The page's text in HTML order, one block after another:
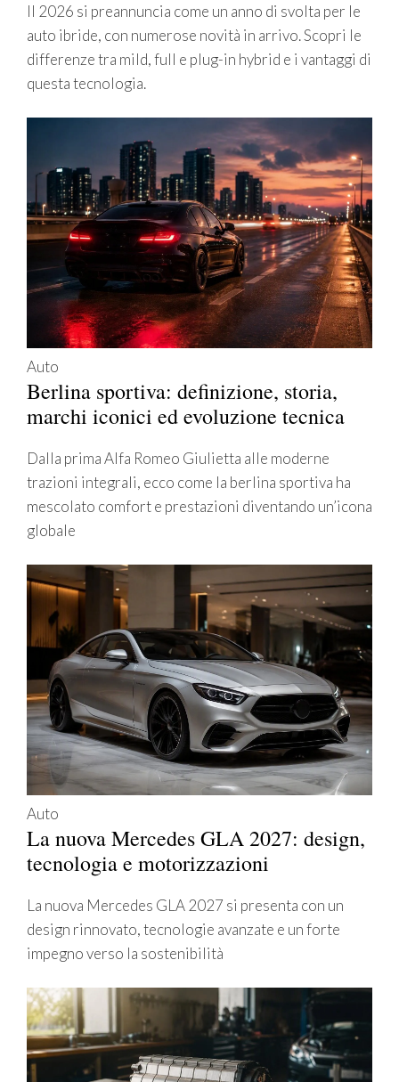
Il 2026 si preannuncia come un anno di svolta per le
auto ibride, con numerose novità in arrivo. Scopri le
differenze tra mild, full e plug-in hybrid e i vantaggi di
questa tecnologia.
Auto
Berlina sportiva: definizione, storia,
marchi iconici ed evoluzione tecnica
Dalla prima Alfa Romeo Giulietta alle moderne
trazioni integrali, ecco come la berlina sportiva ha
mescolato comfort e prestazioni diventando un’icona
globale
Auto
La nuova Mercedes GLA 2027: design,
tecnologia e motorizzazioni
La nuova Mercedes GLA 2027 si presenta con un
design rinnovato, tecnologie avanzate e un forte
impegno verso la sostenibilità